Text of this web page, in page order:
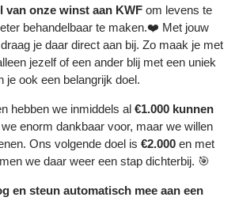
van onze winst aan KWF om levens te
behandelbaar te maken.❤️ Met jouw
je daar direct aan bij. Zo maak je met
jezelf of een ander blij met een uniek
je ook een belangrijk doel.
hebben we inmiddels al €1.000 kunnen
enorm dankbaar voor, maar we willen
Ons volgende doel is €2.000 en met
we daar weer een stap dichterbij. 🎯
en steun automatisch mee aan een